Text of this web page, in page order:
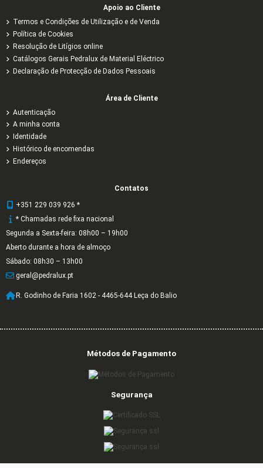
Apoio ao Cliente
Termos e Condições de Utilização e de Venda
Política de Cookies
Resolução de Litígios online
Catálogos Gerais Pedralux de Material Eléctrico
Declaração de Protecção de Dados Pessoais
Área de Cliente
Autenticação
A minha conta
Identidade
Histórico de encomendas
Endereços
Contatos
+351 229 039 926 *
* Chamadas rede fixa nacional
Segunda a Sexta-feira: 08h00 – 19h00
Aberto durante a hora de almoço
Sábado: 08h30 – 13h00
geral@pedralux.pt
R. Godinho de Faria 1602 - 4465-644 Leça do Balio
Métodos de Pagamento
Segurança